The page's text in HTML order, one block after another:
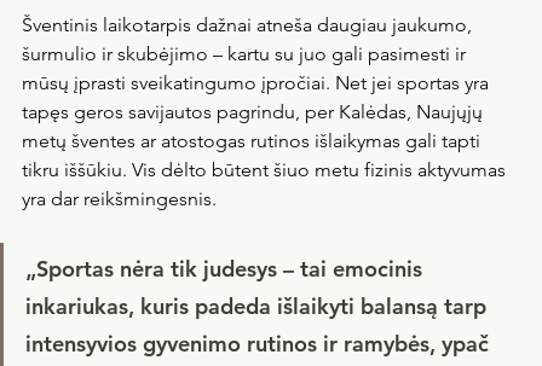
Šventinis laikotarpis dažnai atneša daugiau jaukumo,
šurmulio ir skubėjimo – kartu su juo gali pasimesti ir
mūsų įprasti sveikatingumo įpročiai. Net jei sportas yra
tapęs geros savijautos pagrindu, per Kalėdas, Naujųjų
metų šventes ar atostogas rutinos išlaikymas gali tapti
tikru iššūkiu. Vis dėlto būtent šiuo metu fizinis aktyvumas
yra dar reikšmingesnis.
„Sportas nėra tik judesys – tai emocinis
inkariukas, kuris padeda išlaikyti balansą tarp
intensyvios gyvenimo rutinos ir ramybės, ypač